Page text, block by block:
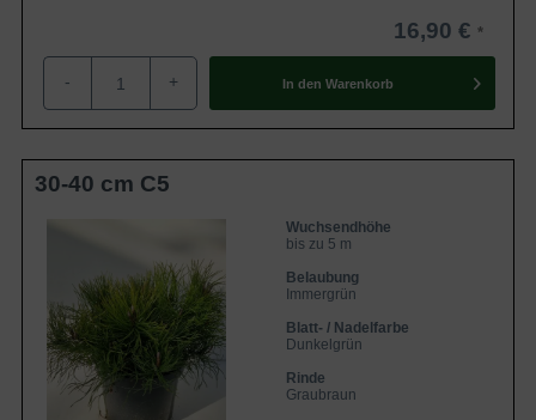
16,90 €
- + In den Warenkorb
30-40 cm C5
Wuchsendhöhe
bis zu 5 m
Belaubung
Immergrün
Blatt- / Nadelfarbe
Dunkelgrün
Rinde
Graubraun